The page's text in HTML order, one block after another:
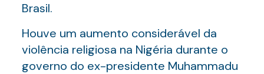
Brasil.
Houve um aumento considerável da
violência religiosa na Nigéria durante o
governo do ex-presidente Muhammadu